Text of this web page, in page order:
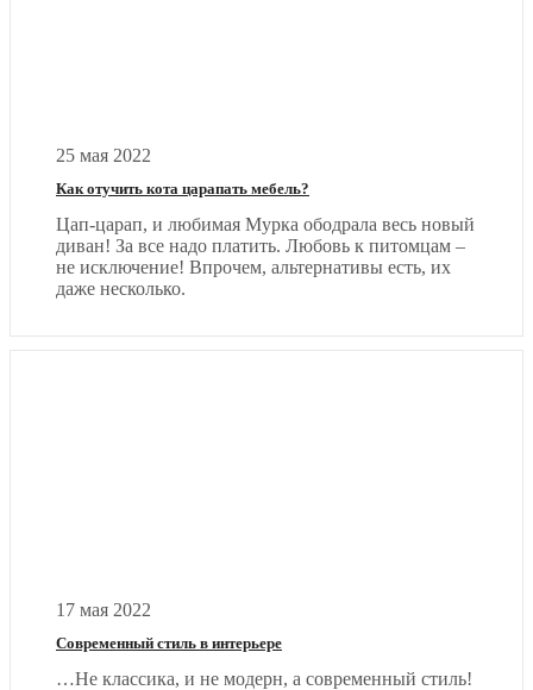
25 мая 2022
Как отучить кота царапать мебель?
Цап-царап, и любимая Мурка ободрала весь новый
диван! За все надо платить. Любовь к питомцам –
не исключение! Впрочем, альтернативы есть, их
даже несколько.
17 мая 2022
Современный стиль в интерьере
…Не классика, и не модерн, а современный стиль!